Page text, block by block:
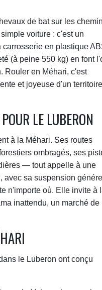
de bat sur les
voiture : c'est un
en plastique
(à peine 550 kg) en font
Rouler en Méhari, c'est
et joyeuse d'un territoire
LE LUBERON
à la Méhari. Ses routes
ombragés, ses
— tout appelle à une
avec sa suspension
n'importe où. Elle invite à
inattendu, un marché de
le Luberon ont conçu